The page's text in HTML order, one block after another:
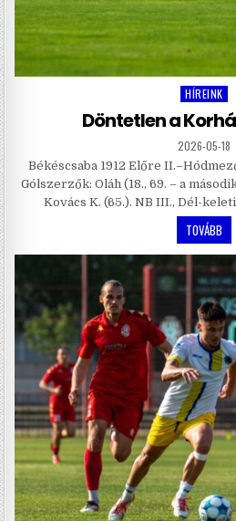
Posted
in
HÍREINK
Döntetlen a
2026-05-18
Békéscsaba 1912 Előre
Gólszerzők: Oláh (18., 69. – a
Kovács K. (65.). NB III., Dél-
TOVÁBB